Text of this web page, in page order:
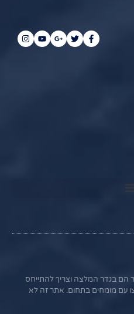
הם בגדר המלצה וצריך להתייחס
עם מומחים בתחום. אתר זה לא